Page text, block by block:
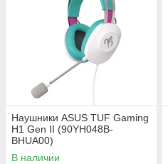
Наушники ASUS TUF Gaming
H1 Gen II (90YH048B-
BHUA00)
В наличии